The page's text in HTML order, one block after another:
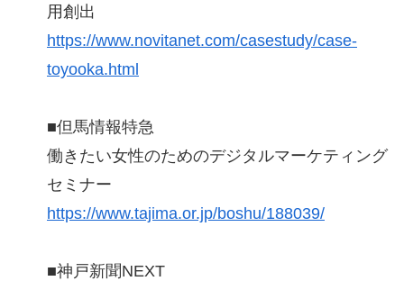
用創出
https://www.novitanet.com/casestudy/case-
toyooka.html
■但馬情報特急
働きたい女性のためのデジタルマーケティング
セミナー
https://www.tajima.or.jp/boshu/188039/
■神戸新聞NEXT